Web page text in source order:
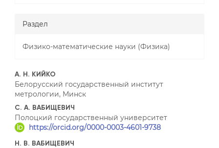
Раздел
Физико-математические науки (Физика)
А. Н. КИЙКО
Белорусский государственный институт
метрологии, Минск
С. А. ВАБИЩЕВИЧ
Полоцкий государственный университет
https://orcid.org/0000-0003-4601-9738
Н. В. ВАБИЩЕВИЧ